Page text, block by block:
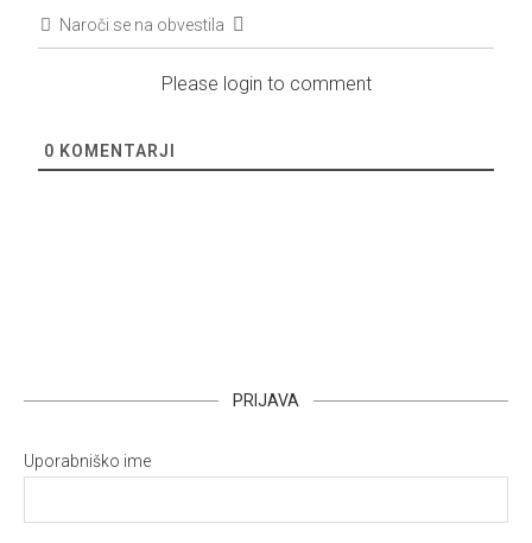
Naroči se na obvestila
Please login to comment
0 KOMENTARJI
PRIJAVA
Uporabniško ime